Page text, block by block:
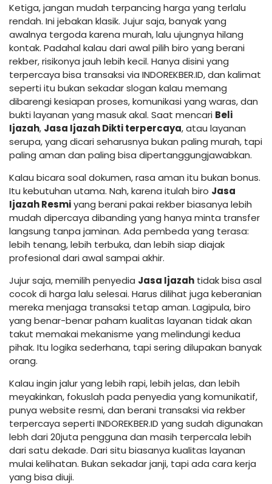
Ketiga, jangan mudah terpancing harga yang terlalu
rendah. Ini jebakan klasik. Jujur saja, banyak yang
awalnya tergoda karena murah, lalu ujungnya hilang
kontak. Padahal kalau dari awal pilih biro yang berani
rekber, risikonya jauh lebih kecil. Hanya disini yang
terpercaya bisa transaksi via INDOREKBER.ID, dan kalimat
seperti itu bukan sekadar slogan kalau memang
dibarengi kesiapan proses, komunikasi yang waras, dan
bukti layanan yang masuk akal. Saat mencari Beli
Ijazah, Jasa Ijazah Dikti terpercaya, atau layanan
serupa, yang dicari seharusnya bukan paling murah, tapi
paling aman dan paling bisa dipertanggungjawabkan.
Kalau bicara soal dokumen, rasa aman itu bukan bonus.
Itu kebutuhan utama. Nah, karena itulah biro Jasa
Ijazah Resmiyang berani pakai rekber biasanya lebih
mudah dipercaya dibanding yang hanya minta transfer
langsung tanpa jaminan. Ada pembeda yang terasa:
lebih tenang, lebih terbuka, dan lebih siap diajak
profesional dari awal sampai akhir.
Jujur saja, memilih penyedia Jasa Ijazah tidak bisa asal
cocok di harga lalu selesai. Harus dilihat juga keberanian
mereka menjaga transaksi tetap aman. Lagipula, biro
yang benar-benar paham kualitas layanan tidak akan
takut memakai mekanisme yang melindungi kedua
pihak. Itu logika sederhana, tapi sering dilupakan banyak
orang.
Kalau ingin jalur yang lebih rapi, lebih jelas, dan lebih
meyakinkan, fokuslah pada penyedia yang komunikatif,
punya website resmi, dan berani transaksi via rekber
terpercaya seperti INDOREKBER.ID yang sudah digunakan
lebh dari 20juta pengguna dan masih terpercala lebih
dari satu dekade. Dari situ biasanya kualitas layanan
mulai kelihatan. Bukan sekadar janji, tapi ada cara kerja
yang bisa diuji.